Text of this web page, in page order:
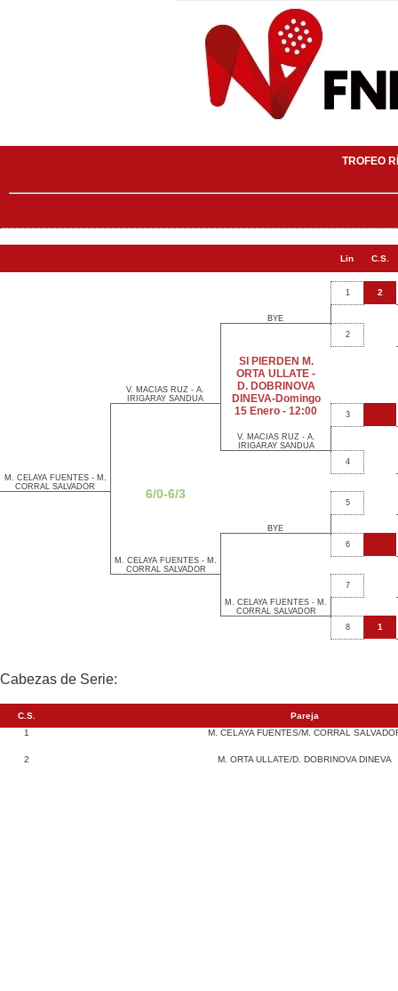
TROFEO
Lin C.S.
1 2
BYE
2
V. MACIAS RUZ - A.
IRIGARAY SANDUA
SI PIERDEN M.
ORTA ULLATE -
D. DOBRINOVA
DINEVA-Domingo
15 Enero - 12:00
3
V. MACIAS RUZ - A.
IRIGARAY SANDUA
4
M. CELAYA FUENTES - M.
CORRAL SALVADOR
6/0-6/3
5
BYE
6
M. CELAYA FUENTES - M.
CORRAL SALVADOR
7
M. CELAYA FUENTES - M.
CORRAL SALVADOR
8
1
Cabezas de Serie:
C.S.
Pareja
1
M. CELAYA FUENTES/M. CORRAL
2 M. ORTA ULLATE/D. DOBRINOVA DINEVA